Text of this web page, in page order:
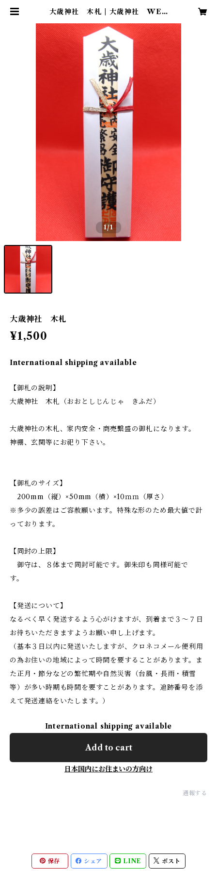
大歳神社 木札 | 大歳神社 WEB
1/1
大歳神社 木札
¥1,500
International shipping available
【御札の説明】
大歳神社 木札（おおとしじんじゃ きふだ）
大歳神社の木札、家内安全・商売繫盛の御札になります。
神棚、玄関等にお祀り下さい。
【御札のサイズ】
200mm（縦）×50mm（横）×10ｍｍ（厚さ）
※多少の誤差はご容赦願います。特殊な形のため最大値で計
っております。
【同封の上限】
御守は、８体まで同封可能です。御朱印も同様可能で
す。
【発送について】
なるべく早く発送するよう心がけますが、到着まで３～７日
お待ちいただきますようお願い申し上げます。
（基本３日以内に発送いたしますが、クロネコメール便利用
の為お住いの地域によって時間を要することがあります。ま
た正月・節分などの繁忙期や自然災害（台風・長雨・積雪
等）が多い時期も時間を要すことがあります。追跡番号を添
えて発送連絡をいたします。）
International shipping available
Add to cart
日本国内にお住まいの方向け
通報する
保存 シェア LINE ポスト